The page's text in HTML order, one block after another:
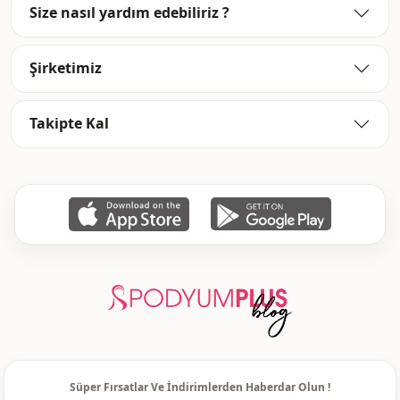
Uzunluk Kalça hizası
Sti̇l
Kalinlik Orta
Standart
Çıt çıt kapamalı
Bel Beli lastikli
Çift cepli
Size nasıl yardım edebiliriz ?
Şirketimiz
Takipte Kal
Süper Fırsatlar Ve İndirimlerden Haberdar Olun !